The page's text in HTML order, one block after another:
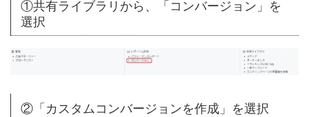
①共有ライブラリから、「コンバージョン」を
選択
②「カスタムコンバージョンを作成」を選択